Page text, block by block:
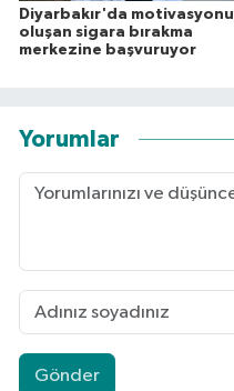
Diyarbakır'da motivasyonu
oluşan sigara bırakma
merkezine başvuruyor
Yorumlar
Gönder